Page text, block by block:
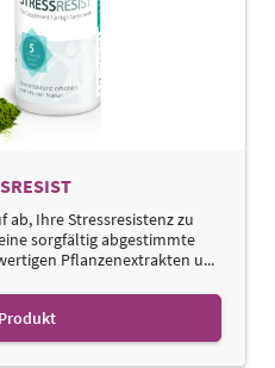
ab, Ihre Stressresistenz zu
sorgfältig abgestimmte
Pflanzenextrakten u...